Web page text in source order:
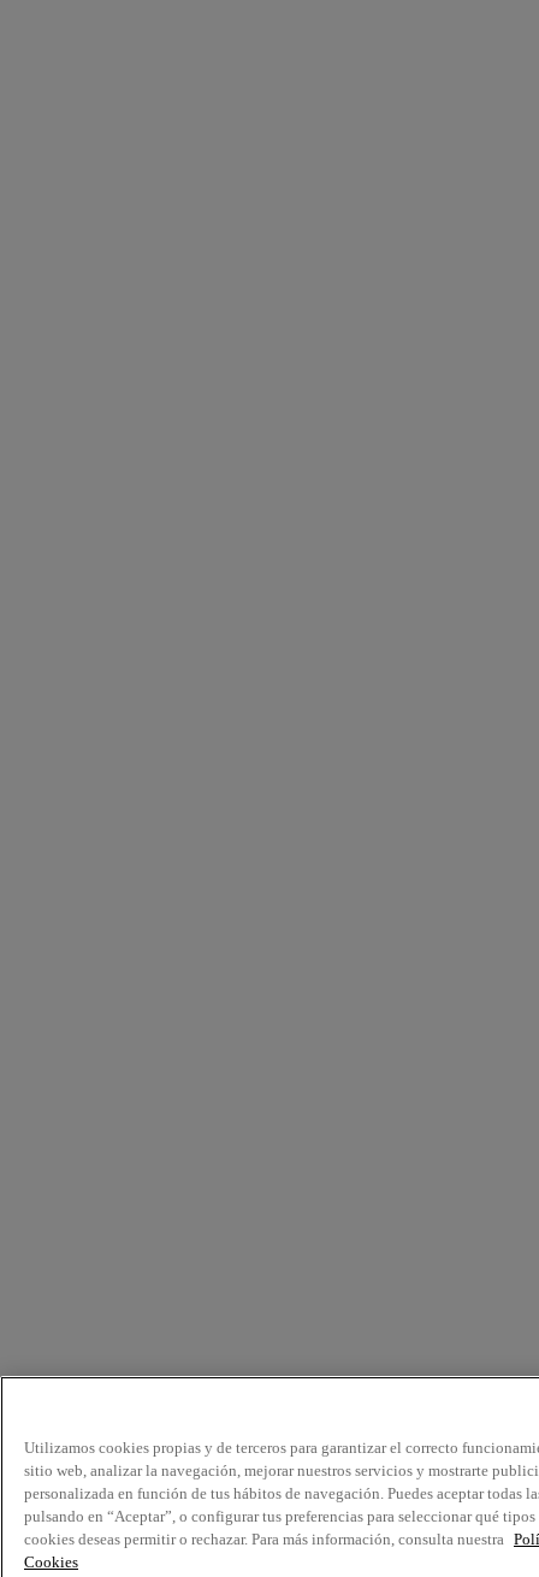
Utilizamos cookies propias y de terceros para garantizar el correcto
sitio web, analizar la navegación, mejorar nuestros servicios y mostrarte
personalizada en función de tus hábitos de navegación. Puedes aceptar todas
pulsando en “Aceptar”, o configurar tus preferencias para seleccionar qué tipos
cookies deseas permitir o rechazar. Para más información, consulta nuestra
Cookies